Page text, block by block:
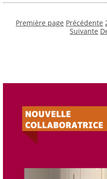
Première page Précédente
Suivante